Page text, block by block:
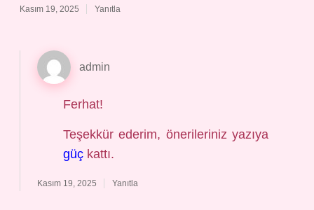
Kasım 19, 2025 Yanıtla
admin
Ferhat!
Teşekkür ederim, önerileriniz yazıya
güçkattı.
Kasım 19, 2025 Yanıtla